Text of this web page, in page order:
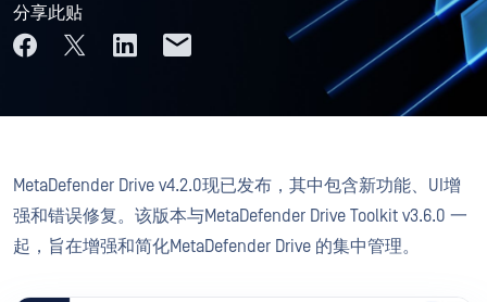
分享此贴
MetaDefender Drive v4.2.0现已发布，其中包含新功能、UI增
强和错误修复。该版本与MetaDefender Drive Toolkit v3.6.0 一
起，旨在增强和简化MetaDefender Drive 的集中管理。